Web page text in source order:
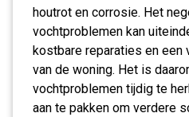
houtrot en corrosie. Het
vochtproblemen kan
kostbare reparaties en een
van de woning. Het is
vochtproblemen tijdig te
aan te pakken om verdere